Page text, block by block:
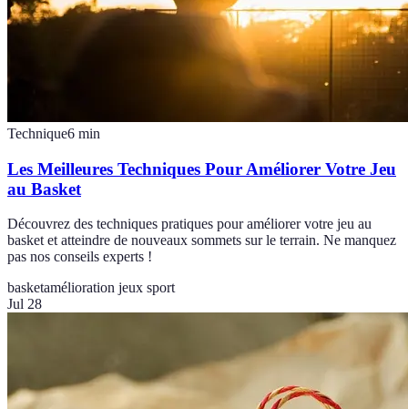
Technique6 min
Les Meilleures Techniques Pour Améliorer Votre Jeu
au Basket
Découvrez des techniques pratiques pour améliorer votre jeu au
basket et atteindre de nouveaux sommets sur le terrain. Ne manquez
pas nos conseils experts !
basketamélioration jeux sport
Jul 28